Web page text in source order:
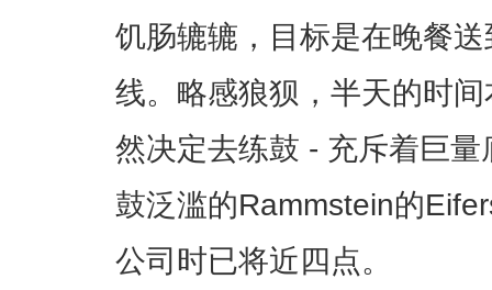
饥肠辘辘，目标是在晚餐
线。略感狼狈，半天的时
然决定去练鼓 - 充斥着巨
鼓泛滥的Rammstein的
公司时已将近四点。